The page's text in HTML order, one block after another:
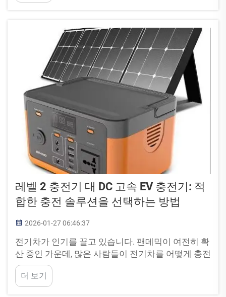
할 수 있는 형태의 에너지로 변환하는 장치입니다...
레벨 2 충전기 대 DC 고속 EV 충전기: 적
합한 충전 솔루션을 선택하는 방법
2026-01-27 06:46:37
전기차가 인기를 끌고 있습니다. 팬데믹이 여전히 확
산 중인 가운데, 많은 사람들이 전기차를 어떻게 충전
해야 할지 궁금해하고 있습니다. 충전기는 여러 종류
가 있으며, 그중 가장 인기 있는 두 가지는 레벨 2 충
전기와 DC 고속 충전기입니다. 소개 먼저...
더 보기